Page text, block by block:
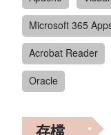
Microsoft 365
Acrobat Reader
Oracle
存檔